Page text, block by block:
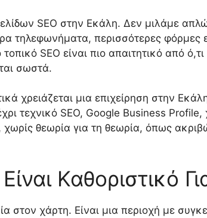
SEO στην Εκάλη. Δεν μιλάμε
τηλεφωνήματα, περισσότερες φόρμες
SEO είναι πιο απαιτητικό από
σωστά.
χρειάζεται μια επιχείρηση στην
τεχνικό SEO, Google Business
θεωρία για τη θεωρία, όπως
Καθοριστικό
στον χάρτη. Είναι μια περιοχή με